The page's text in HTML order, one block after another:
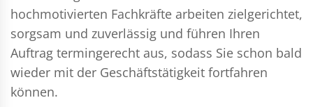
hochmotivierten Fachkräfte arbeiten zielgerichtet,
sorgsam und zuverlässig und führen Ihren
Auftrag termingerecht aus, sodass Sie schon bald
wieder mit der Geschäftstätigkeit fortfahren
können.